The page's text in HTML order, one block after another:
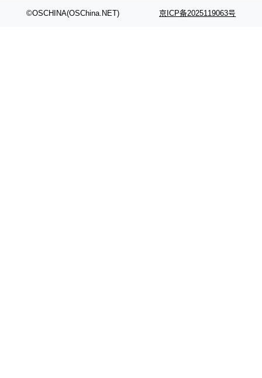
©OSCHINA(OSChina.NET) 京ICP备2025119063号